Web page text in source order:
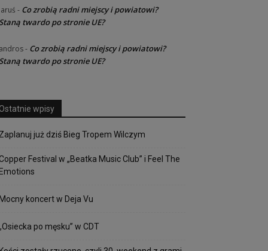
- Co zrobią radni miejscy i powiatowi?
twardo po stronie UE?
- Co zrobią radni miejscy i powiatowi?
twardo po stronie UE?
wpisy
już dziś Bieg Tropem Wilczym
Festival w „Beatka Music Club” i Feel The
koncert w Deja Vu
po męsku” w CDT